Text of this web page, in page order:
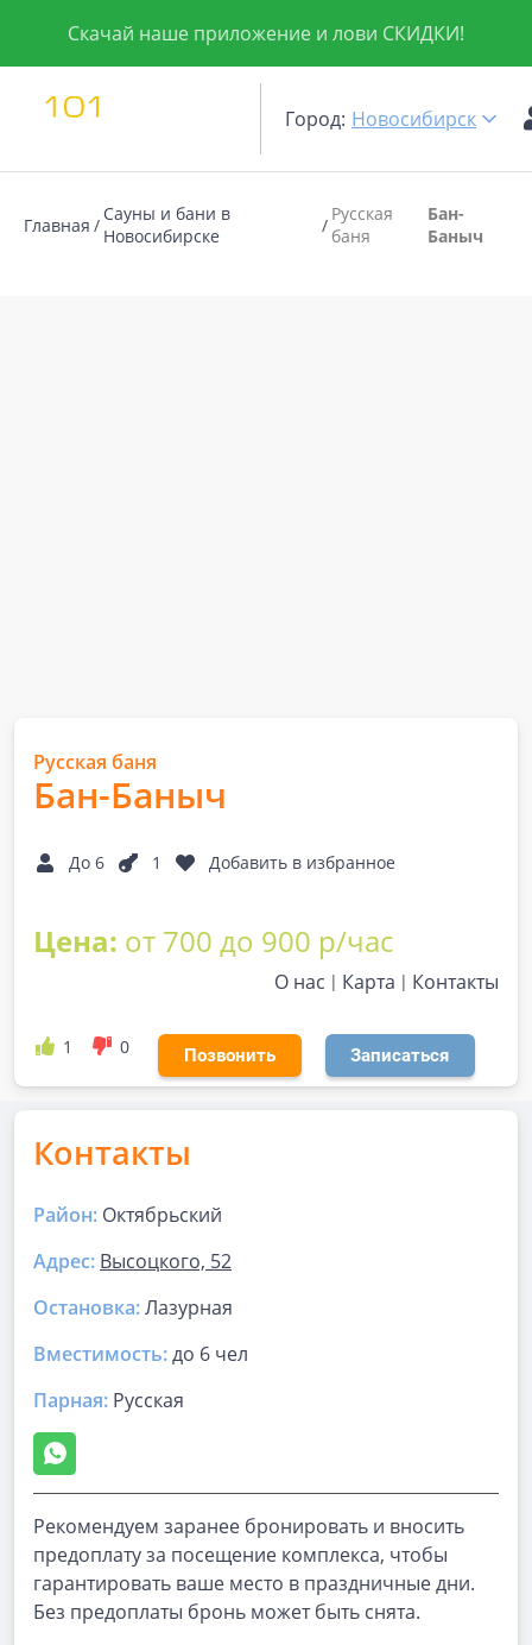
Скачай наше приложение и лови СКИДКИ!
Город: Новосибирск
Главная
Сауны и бани в
Новосибирске
Русская
баня
Бан-
Баныч
Русская баня
Бан-Баныч
До 6 1 Добавить в избранное
Цена: от 700 до 900 р/час
О нас Карта Контакты
1 0 Позвонить Записаться
Контакты
Район: Октябрьский
Адрес: Высоцкого, 52
Остановка:Лазурная
Вместимость:до 6 чел
Парная: Русская
Рекомендуем заранее бронировать и вносить
предоплату за посещение комплекса, чтобы
гарантировать ваше место в праздничные дни.
Без предоплаты бронь может быть снята.